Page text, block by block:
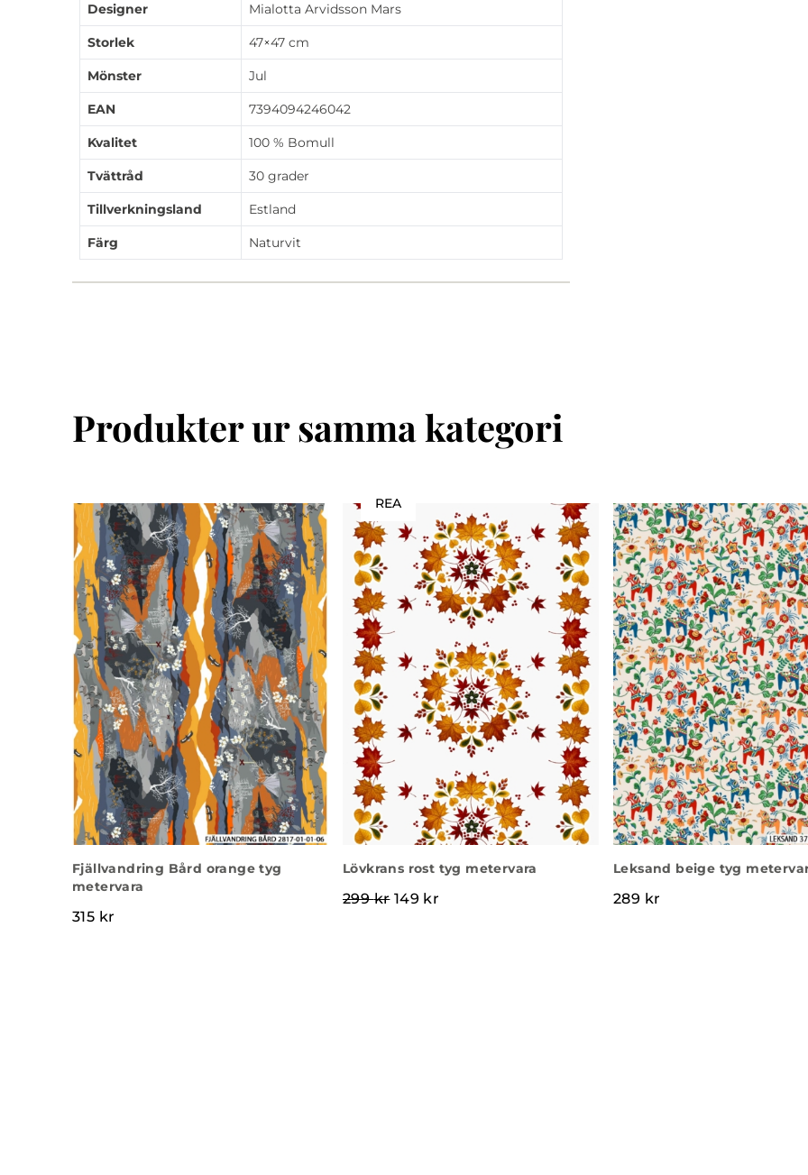
Designer Mialotta Arvidsson Mars
Storlek 47×47 cm
Mönster Jul
EAN 7394094246042
Kvalitet 100 % Bomull
Tvättråd 30 grader
Tillverkningsland Estland
Färg Naturvit
Produkter ur samma kategori
Fjällvandring Bård orange tyg
metervara
315 kr
REA
Lövkrans rost tyg metervara
299kr Det ursprungliga priset var: 299 kr.
149 kr Det nuvarande priset är: 149 kr.
Leksand beige tyg
289 kr